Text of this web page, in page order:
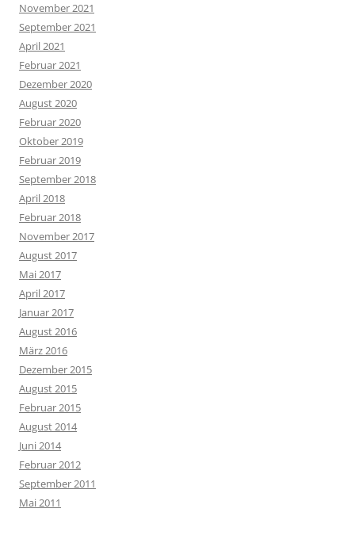
November 2021
September 2021
April 2021
Februar 2021
Dezember 2020
August 2020
Februar 2020
Oktober 2019
Februar 2019
September 2018
April 2018
Februar 2018
November 2017
August 2017
Mai 2017
April 2017
Januar 2017
August 2016
März 2016
Dezember 2015
August 2015
Februar 2015
August 2014
Juni 2014
Februar 2012
September 2011
Mai 2011